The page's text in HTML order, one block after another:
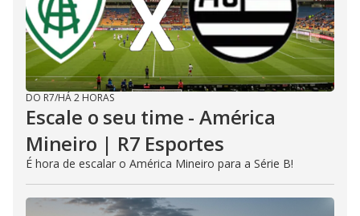
DO R7/HÁ 2 HORAS
Escale o seu time - América
Mineiro | R7 Esportes
É hora de escalar o América Mineiro para a Série B!